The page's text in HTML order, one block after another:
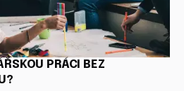
PRÁCI BEZ